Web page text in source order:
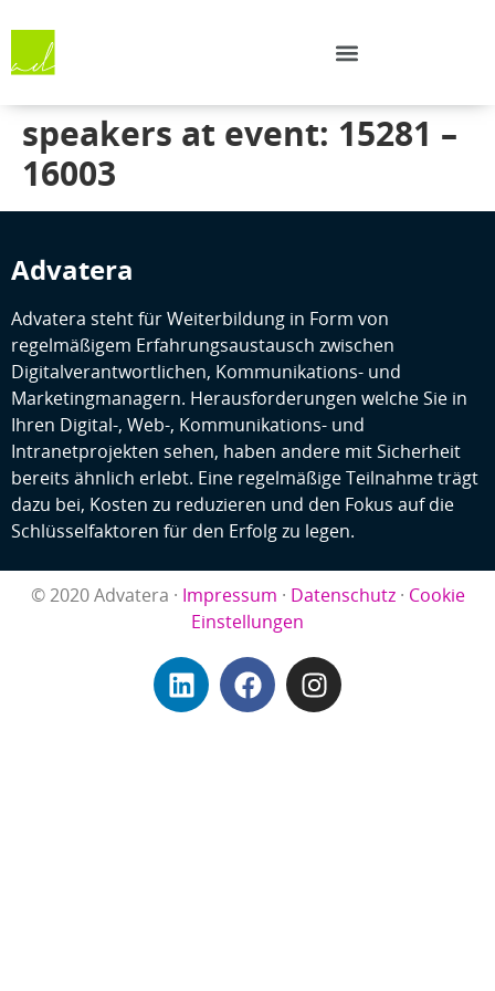
speakers at event: 15281 –
16003
Advatera
Advatera steht für Weiterbildung in Form von
regelmäßigem Erfahrungsaustausch zwischen
Digitalverantwortlichen, Kommunikations- und
Marketingmanagern. Herausforderungen welche Sie in
Ihren Digital-, Web-, Kommunikations- und
Intranetprojekten sehen, haben andere mit Sicherheit
bereits ähnlich erlebt. Eine regelmäßige Teilnahme trägt
dazu bei, Kosten zu reduzieren und den Fokus auf die
Schlüsselfaktoren für den Erfolg zu legen.
© 2020 Advatera · Impressum · Datenschutz· Cookie
Einstellungen